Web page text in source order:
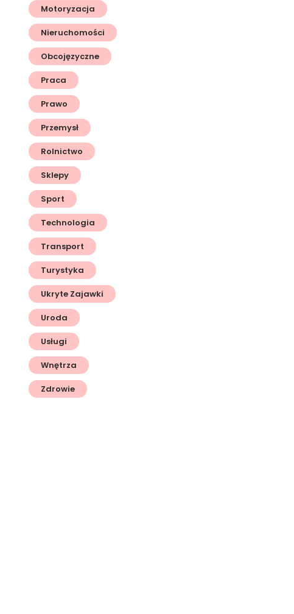
Motoryzacja
Nieruchomości
Obcojęzyczne
Praca
Prawo
Przemysł
Rolnictwo
Sklepy
Sport
Technologia
Transport
Turystyka
Ukryte Zajawki
Uroda
Usługi
Wnętrza
Zdrowie